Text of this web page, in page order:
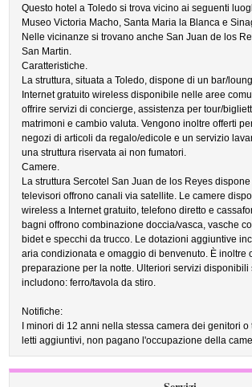
Questo hotel a Toledo si trova vicino ai seguenti
Museo Victoria Macho, Santa Maria la Blanca e
Nelle vicinanze si trovano anche San Juan de los
San Martin.
Caratteristiche.
La struttura, situata a Toledo, dispone di un bar/
Internet gratuito wireless disponibile nelle aree
offrire servizi di concierge, assistenza per tour/
matrimoni e cambio valuta. Vengono inoltre offerti
negozi di articoli da regalo/edicole e un servizio
una struttura riservata ai non fumatori.
Camere.
La struttura Sercotel San Juan de los Reyes dispone
televisori offrono canali via satellite. Le camere
wireless a Internet gratuito, telefono diretto e
bagni offrono combinazione doccia/vasca, vasche
bidet e specchi da trucco. Le dotazioni aggiuntive
aria condizionata e omaggio di benvenuto. È inoltre
preparazione per la notte. Ulteriori servizi disponibili
includono: ferro/tavola da stiro.
Notifiche:
I minori di 12 anni nella stessa camera dei genitori
letti aggiuntivi, non pagano l'occupazione della